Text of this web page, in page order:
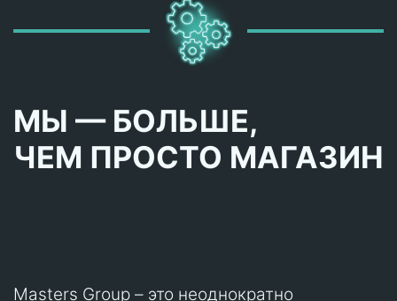
МЫ — БОЛЬШЕ,
ЧЕМ ПРОСТО МАГАЗИН
Masters Group – это неоднократно